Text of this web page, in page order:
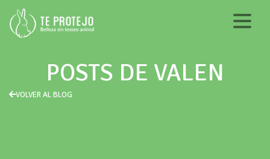
POSTS DE VALEN
VOLVER AL BLOG